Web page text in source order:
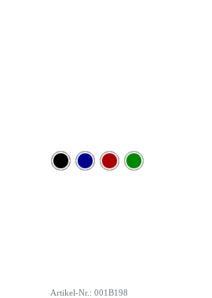
Artikel-Nr.: 001B198